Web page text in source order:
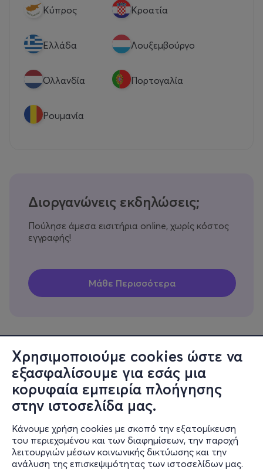
Χρησιμοποιούμε cookies ώστε να
εξασφαλίσουμε για εσάς μια
κορυφαία εμπειρία πλοήγησης
στην ιστοσελίδα μας.
Κάνουμε χρήση cookies με σκοπό την εξατομίκευση
του περιεχομένου και των διαφημίσεων, την παροχή
λειτουργιών μέσων κοινωνικής δικτύωσης και την
ανάλυση της επισκεψιμότητας των ιστοσελίδων μας.
Κύπρος Κροατία
Eλλάδα Λουξεμβούργο
Ολλανδία Πορτογαλία
Ρουμανία
Διοργανώνεις εκδηλώσεις;
Πούλησε άμεσα εισιτήρια online, χωρίς κόστος
εγγραφής!
Πληροφορίες
Υποστήριξη
Stay Connected